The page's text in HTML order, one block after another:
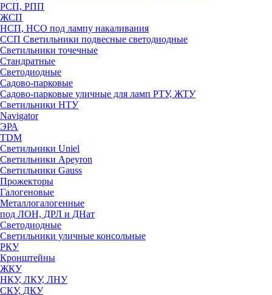
РСП, РПП
ЖСП
НСП, НСО под лампу накаливания
ССП Светильники подвесные светодиодные
Светильники точечные
Стандратные
Светодиодные
Садово-парковые
Садово-парковые уличные для ламп РТУ, ЖТУ
Светильники НТУ
Navigator
ЭРА
TDM
Светильники Uniel
Светильники Apeyron
Светильники Gauss
Прожекторы
Галогеновые
Металлогалогенные
под ЛОН, ДРЛ и ДНат
Светодиодные
Светильники уличные консольные
РКУ
Кронштейны
ЖКУ
НКУ, ЛКУ, ЛНУ
СКУ, ДКУ